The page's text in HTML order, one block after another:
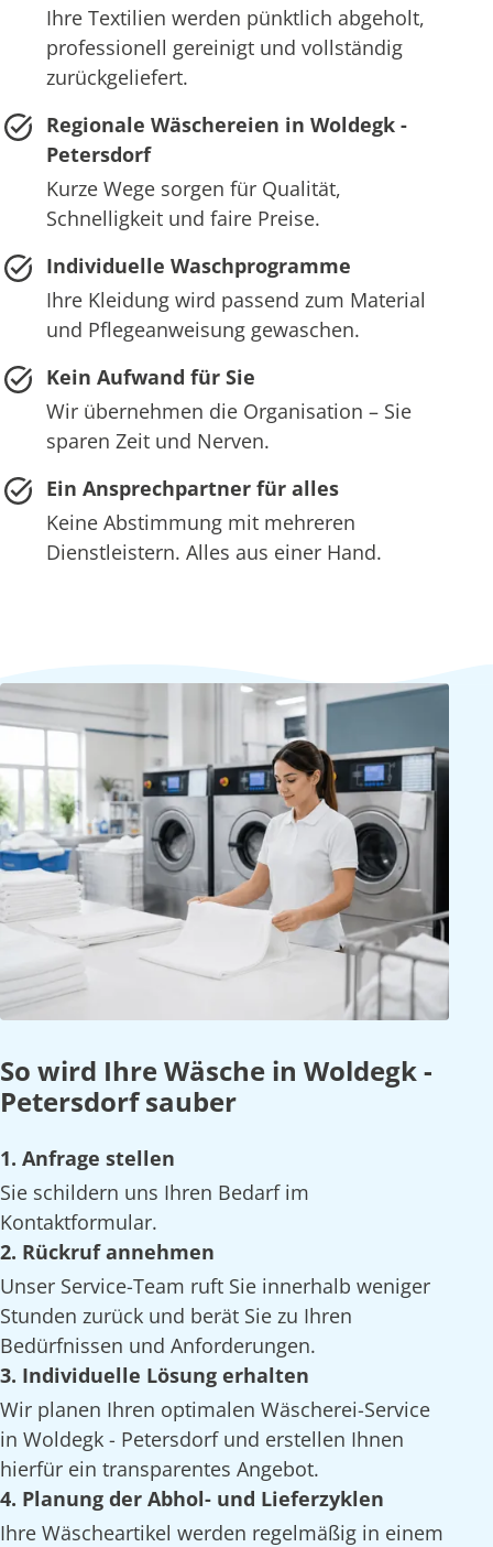
Ihre Textilien werden pünktlich abgeholt,
professionell gereinigt und vollständig
zurückgeliefert.
Regionale Wäschereien in Woldegk -
Petersdorf
Kurze Wege sorgen für Qualität,
Schnelligkeit und faire Preise.
Individuelle Waschprogramme
Ihre Kleidung wird passend zum Material
und Pflegeanweisung gewaschen.
Kein Aufwand für Sie
Wir übernehmen die Organisation – Sie
sparen Zeit und Nerven.
Ein Ansprechpartner für alles
Keine Abstimmung mit mehreren
Dienstleistern. Alles aus einer Hand.
So wird Ihre Wäsche in Woldegk -
Petersdorf sauber
1. Anfrage stellen
Sie schildern uns Ihren Bedarf im
Kontaktformular.
2. Rückruf annehmen
Unser Service-Team ruft Sie innerhalb weniger
Stunden zurück und berät Sie zu Ihren
Bedürfnissen und Anforderungen.
3. Individuelle Lösung erhalten
Wir planen Ihren optimalen Wäscherei-Service
in Woldegk - Petersdorf und erstellen Ihnen
hierfür ein transparentes Angebot.
4. Planung der Abhol- und Lieferzyklen
Ihre Wäscheartikel werden regelmäßig in einem